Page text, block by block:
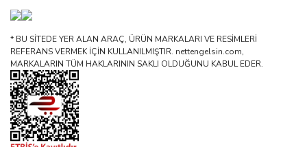
* BU SİTEDE YER ALAN ARAÇ, ÜRÜN MARKALARI VE RESİMLERİ
REFERANS VERMEK İÇİN KULLANILMIŞTIR. nettengelsin.com,
MARKALARIN TÜM HAKLARININ SAKLI OLDUĞUNU KABUL EDER.